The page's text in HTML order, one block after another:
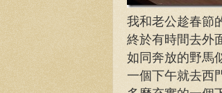
我和老公趁春節
終於有時間去外
如同奔放的野馬
一個下午就去西